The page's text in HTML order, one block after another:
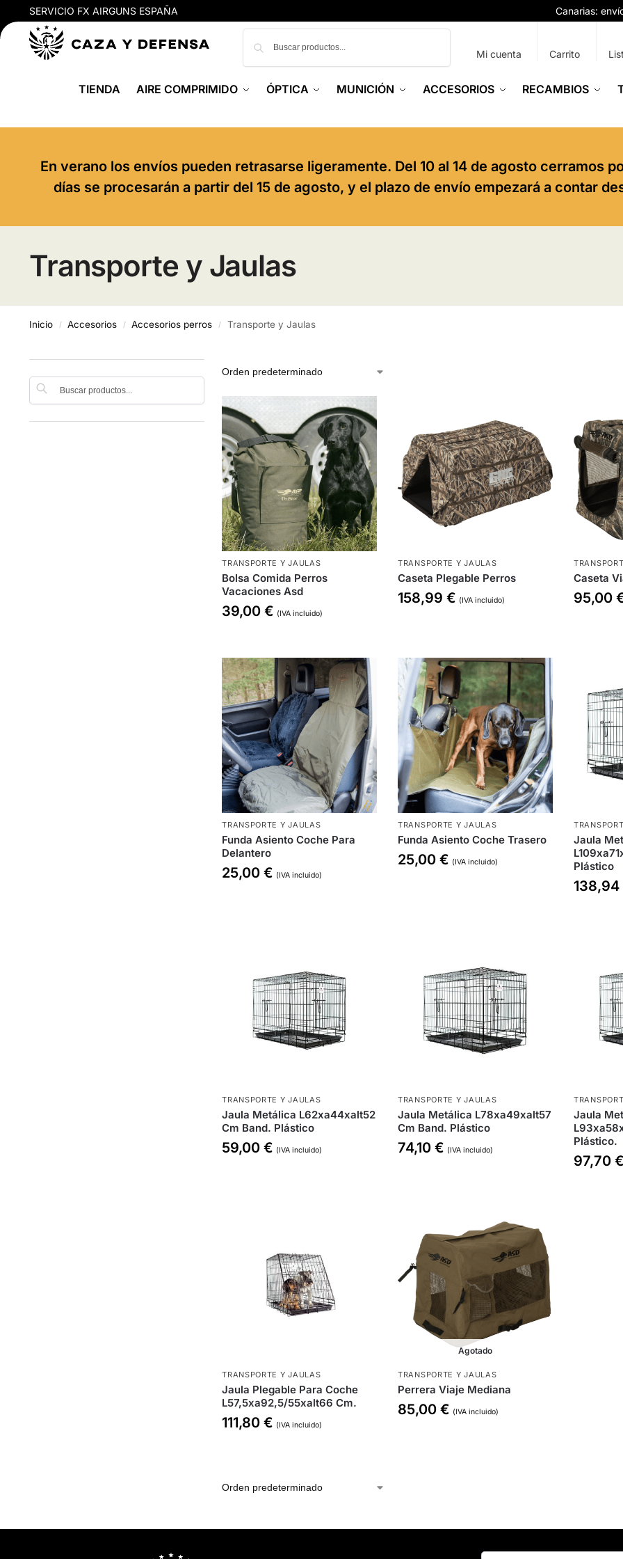
SERVICIO FX AIRGUNS ESPAÑA Canarias:
Mi cuenta Carrito
TIENDA AIRE COMPRIMIDO ÓPTICA MUNICIÓN ACCESORIOS RECAMBIOS
En verano los envíos pueden retrasarse ligeramente. Del 10 al 14 de agosto cerramos
días se procesarán a partir del 15 de agosto, y el plazo de envío empezará a contar
Transporte y Jaulas
Inicio / Accesorios / Accesorios perros / Transporte y Jaulas
TRANSPORTE Y JAULAS
Bolsa Comida Perros
Vacaciones Asd
39,00€ (IVA incluido)
TRANSPORTE Y JAULAS
Caseta Plegable Perros
158,99€ (IVA incluido)
Caseta
95,00
TRANSPORTE Y JAULAS
Funda Asiento Coche Para
Delantero
25,00€ (IVA incluido)
TRANSPORTE Y JAULAS
Funda Asiento Coche Trasero
25,00€ (IVA incluido)
Jaula
Plástico
138,94
TRANSPORTE Y JAULAS
Jaula Metálica L62xa44xalt52
Cm Band. Plástico
59,00€ (IVA incluido)
TRANSPORTE Y JAULAS
Jaula Metálica L78xa49xalt57
Cm Band. Plástico
74,10€ (IVA incluido)
Jaula
Plástico.
97,70
TRANSPORTE Y JAULAS
Jaula Plegable Para Coche
L57,5xa92,5/55xalt66 Cm.
111,80€ (IVA incluido)
Agotado
TRANSPORTE Y JAULAS
Perrera Viaje Mediana
85,00€ (IVA incluido)